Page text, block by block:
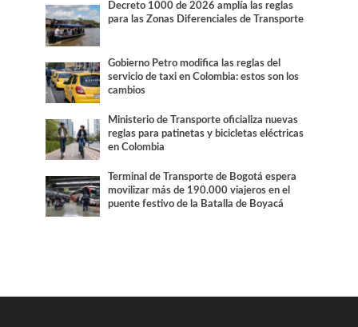
Decreto 1000 de 2026 amplía las reglas
para las Zonas Diferenciales de Transporte
Gobierno Petro modifica las reglas del
servicio de taxi en Colombia: estos son los
cambios
Ministerio de Transporte oficializa nuevas
reglas para patinetas y bicicletas eléctricas
en Colombia
Terminal de Transporte de Bogotá espera
movilizar más de 190.000 viajeros en el
puente festivo de la Batalla de Boyacá